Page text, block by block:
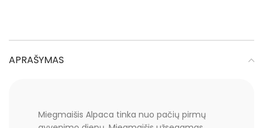
APRAŠYMAS
Miegmaišis Alpaca tinka nuo pačių pirmų